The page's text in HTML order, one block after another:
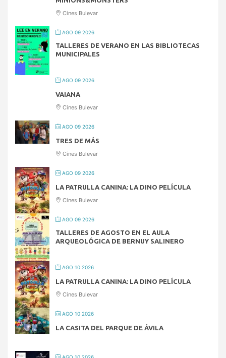
Cines Bulevar
AGO 09 2026
TALLERES DE VERANO EN LAS BIBLIOTECAS
MUNICIPALES
AGO 09 2026
VAIANA
Cines Bulevar
AGO 09 2026
TRES DE MÁS
Cines Bulevar
AGO 09 2026
LA PATRULLA CANINA: LA DINO PELÍCULA
Cines Bulevar
AGO 09 2026
TALLERES DE AGOSTO EN EL AULA
ARQUEOLÓGICA DE BERNUY SALINERO
AGO 10 2026
LA PATRULLA CANINA: LA DINO PELÍCULA
Cines Bulevar
AGO 10 2026
LA CASITA DEL PARQUE DE ÁVILA